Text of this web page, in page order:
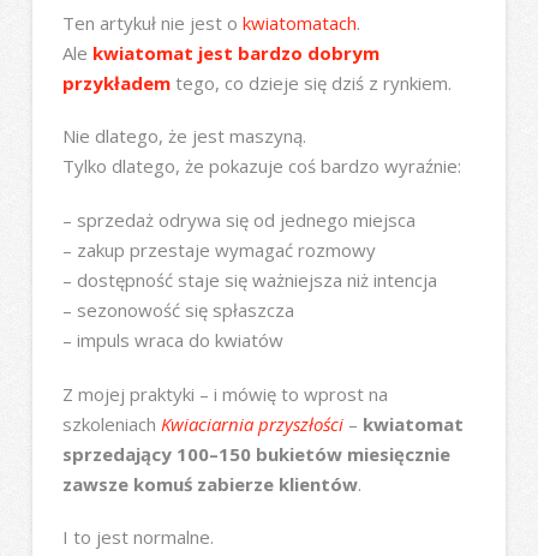
Ten artykuł nie jest o kwiatomatach.
Ale kwiatomat jest bardzo dobrym
przykłademtego, co dzieje się dziś z rynkiem.
Nie dlatego, że jest maszyną.
Tylko dlatego, że pokazuje coś bardzo wyraźnie:
– sprzedaż odrywa się od jednego miejsca
– zakup przestaje wymagać rozmowy
– dostępność staje się ważniejsza niż intencja
– sezonowość się spłaszcza
– impuls wraca do kwiatów
Z mojej praktyki – i mówię to wprost na
szkoleniach Kwiaciarnia przyszłości– kwiatomat
sprzedający 100–150 bukietów miesięcznie
zawsze komuś zabierze klientów.
I to jest normalne.